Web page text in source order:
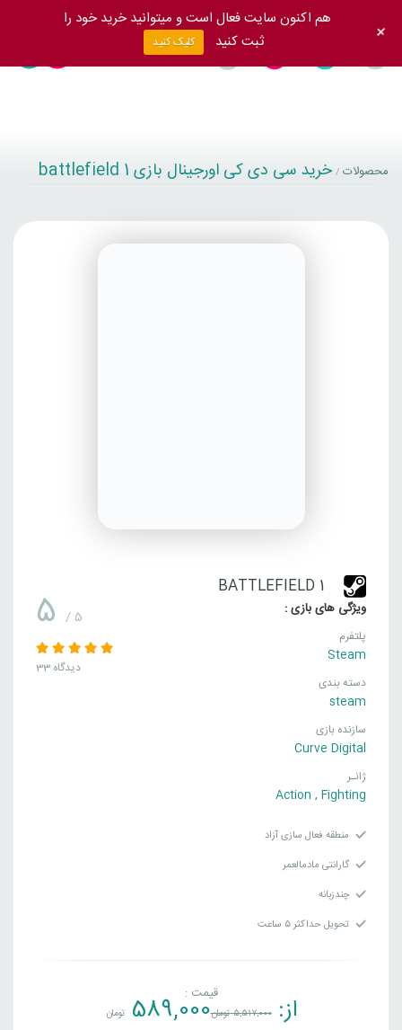
محصولات / خرید سی دی کی اورجینال بازی battlefield 1
BATTLEFIELD 1
ویژگی های بازی :
پلتفرم
Steam
دسته بندی
steam
سازنده بازی
Curve Digital
ژانـر
Action , Fighting
5 / 5
33 دیدگاه
منطقه فعال سازی آزاد
گارانتی مادمالعمر
چندزبانه
تحویل حداکثر ۵ ساعت
قیمت : از:5,517,000تومان589,000 تومان
هم اکنون سایت فعال است و میتوانید خرید خود را
ثبت کنید
کلیک کنید +